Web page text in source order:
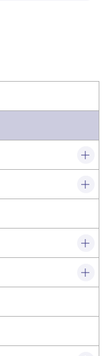
閉じる
閉じる
閉じる
閉じる